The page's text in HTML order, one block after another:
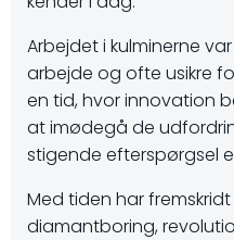
Arbejdet i kulminerne
arbejde og ofte usikre
en tid, hvor innovation
at imødegå de
stigende efterspørgsel
Med tiden har
diamantboring,